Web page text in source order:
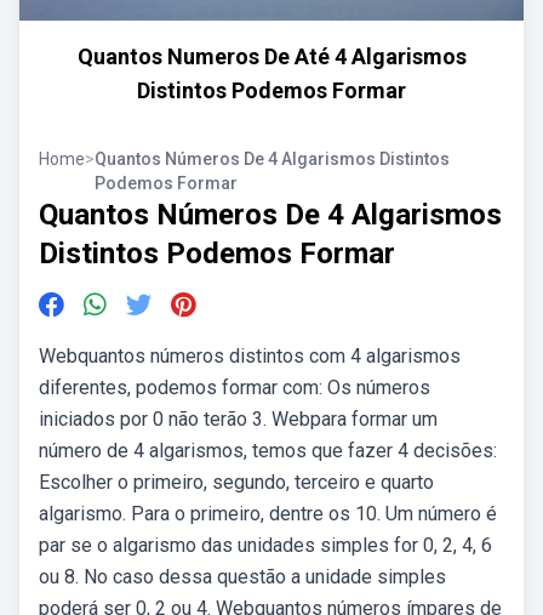
Quantos Numeros De Até 4 Algarismos
Distintos Podemos Formar
Home>Quantos Números De 4 Algarismos Distintos
Podemos Formar
Quantos Números De 4 Algarismos
Distintos Podemos Formar
Webquantos números distintos com 4 algarismos
diferentes, podemos formar com: Os números
iniciados por 0 não terão 3. Webpara formar um
número de 4 algarismos, temos que fazer 4 decisões:
Escolher o primeiro, segundo, terceiro e quarto
algarismo. Para o primeiro, dentre os 10. Um número é
par se o algarismo das unidades simples for 0, 2, 4, 6
ou 8. No caso dessa questão a unidade simples
poderá ser 0, 2 ou 4. Webquantos números ímpares de